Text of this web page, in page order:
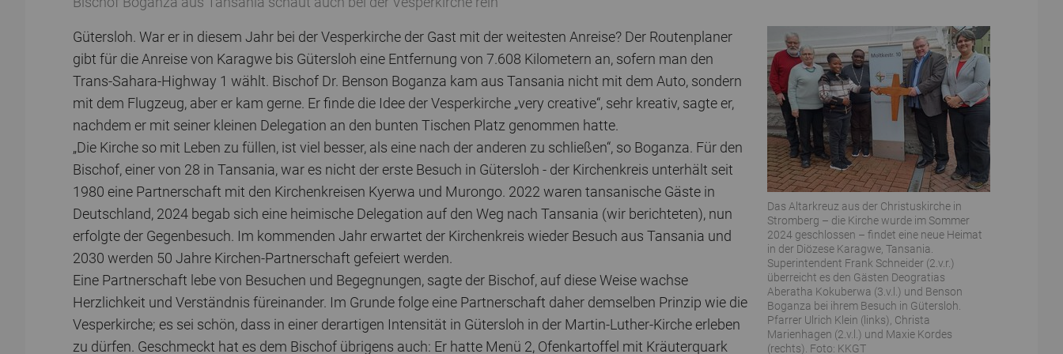
Das Altarkreuz aus der Christuskirche in
Stromberg – die Kirche wurde im Sommer
2024 geschlossen – findet eine neue Heimat
in der Diözese Karagwe, Tansania.
Superintendent Frank Schneider (2.v.r.)
überreicht es den Gästen Deogratias
Aberatha Kokuberwa (3.v.l.) und Benson
Boganza bei ihrem Besuch in Gütersloh.
Pfarrer Ulrich Klein (links), Christa
Marienhagen (2.v.l.) und Maxie Kordes
(rechts). Foto: KKGT
Gütersloh. War er in diesem Jahr bei der Vesperkirche der Gast mit der weitesten Anreise? Der Routenplaner
gibt für die Anreise von Karagwe bis Gütersloh eine Entfernung von 7.608 Kilometern an, sofern man den
Trans-Sahara-Highway 1 wählt. Bischof Dr. Benson Boganza kam aus Tansania nicht mit dem Auto, sondern
mit dem Flugzeug, aber er kam gerne. Er finde die Idee der Vesperkirche „very creative“, sehr kreativ, sagte er,
nachdem er mit seiner kleinen Delegation an den bunten Tischen Platz genommen hatte.
„Die Kirche so mit Leben zu füllen, ist viel besser, als eine nach der anderen zu schließen“, so Boganza. Für den
Bischof, einer von 28 in Tansania, war es nicht der erste Besuch in Gütersloh - der Kirchenkreis unterhält seit
1980 eine Partnerschaft mit den Kirchenkreisen Kyerwa und Murongo. 2022 waren tansanische Gäste in
Deutschland, 2024 begab sich eine heimische Delegation auf den Weg nach Tansania (wir berichteten), nun
erfolgte der Gegenbesuch. Im kommenden Jahr erwartet der Kirchenkreis wieder Besuch aus Tansania und
2030 werden 50 Jahre Kirchen-Partnerschaft gefeiert werden.
Eine Partnerschaft lebe von Besuchen und Begegnungen, sagte der Bischof, auf diese Weise wachse
Herzlichkeit und Verständnis füreinander. Im Grunde folge eine Partnerschaft daher demselben Prinzip wie die
Vesperkirche; es sei schön, dass in einer derartigen Intensität in Gütersloh in der Martin-Luther-Kirche erleben
zu dürfen. Geschmeckt hat es dem Bischof übrigens auch: Er hatte Menü 2, Ofenkartoffel mit Kräuterquark